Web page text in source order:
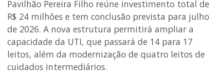
Pavilhão Pereira Filho reúne investimento total de
R$ 24 milhões e tem conclusão prevista para julho
de 2026. A nova estrutura permitirá ampliar a
capacidade da UTI, que passará de 14 para 17
leitos, além da modernização de quatro leitos de
cuidados intermediários.